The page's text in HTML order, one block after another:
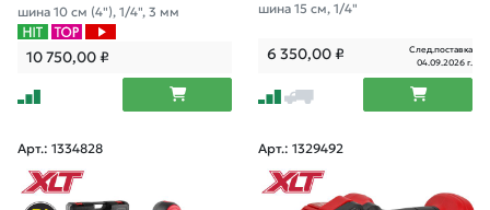
шина 10 см (4"), 1/4", 3 мм
10 750,00₽
шина 15 см, 1/4"
6 350,00₽
След.поставка
04.09.2026 г.
Арт.: 1334828 Арт.: 1329492